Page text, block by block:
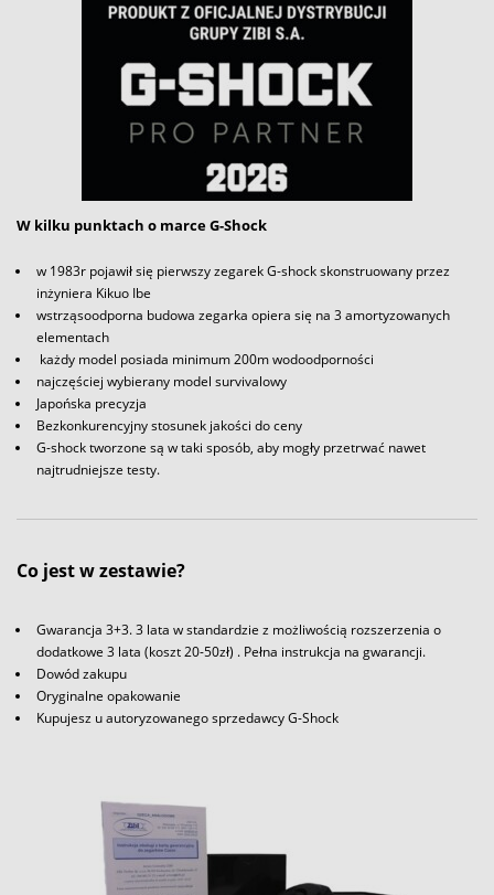
W kilku punktach o marce G-Shock
w 1983r pojawił się pierwszy zegarek G-shock skonstruowany przez
inżyniera Kikuo Ibe
wstrząsoodporna budowa zegarka opiera się na 3 amortyzowanych
elementach
każdy model posiada minimum 200m wodoodporności
najczęściej wybierany model survivalowy
Japońska precyzja
Bezkonkurencyjny stosunek jakości do ceny
G-shock tworzone są w taki sposób, aby mogły przetrwać nawet
najtrudniejsze testy.
Co jest w zestawie?
Gwarancja 3+3. 3 lata w standardzie z możliwością rozszerzenia o
dodatkowe 3 lata (koszt 20-50zł) . Pełna instrukcja na gwarancji.
Dowód zakupu
Oryginalne opakowanie
Kupujesz u autoryzowanego sprzedawcy G-Shock